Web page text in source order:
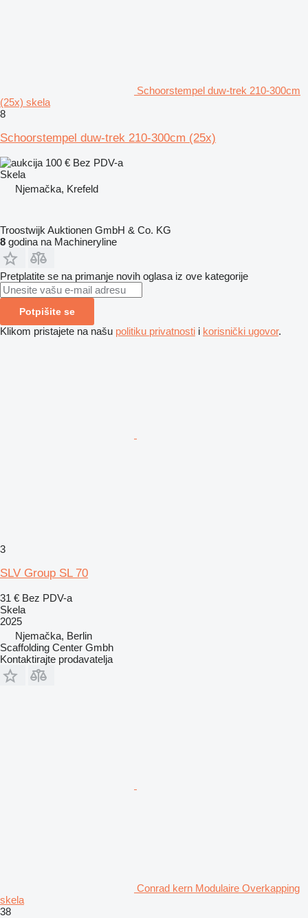
Schoorstempel duw-trek 210-300cm
(25x) skela
8
Schoorstempel duw-trek 210-300cm (25x)
100 € Bez PDV-a
Skela
Njemačka, Krefeld
Troostwijk Auktionen GmbH & Co. KG
8 godina na Machineryline
Pretplatite se na primanje novih oglasa iz ove kategorije
Potpišite se
Klikom pristajete na našu politiku privatnosti i korisnički ugovor.
3
SLV Group SL 70
31 € Bez PDV-a
Skela
2025
Njemačka, Berlin
Scaffolding Center Gmbh
Kontaktirajte prodavatelja
Conrad kern Modulaire Overkapping
skela
38